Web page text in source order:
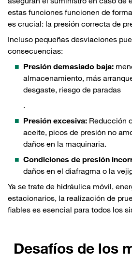
estas funciones funcionen de
es crucial: la presión correcta de
Incluso pequeñas desviaciones
consecuencias:
Presión demasiado baja:
almacenamiento, más
desgaste, riesgo de paradas
.
Presión excesiva: Reducción
aceite, picos de presión no
daños en la maquinaria.
Condiciones de presión
daños en el diafragma o la
Ya se trate de hidráulica móvil,
estacionarios, la realización de
fiables es esencial para todos los
Desafíos de los